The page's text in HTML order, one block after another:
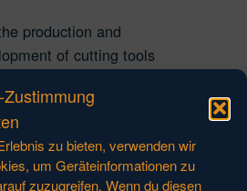
zu bieten, verwenden wir
um Geräteinformationen zu
zuzugreifen. Wenn du diesen
production and
of cutting tools
and successful growth – for
our tools “Made in
business is the leading
specific milling